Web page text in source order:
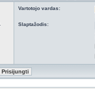
Vartotojo vardas:
Slaptažodis: